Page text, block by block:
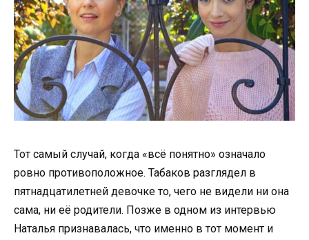
Тот самый случай, когда «всё понятно» означало
ровно противоположное. Табаков разглядел в
пятнадцатилетней девочке то, чего не видели ни она
сама, ни её родители. Позже в одном из интервью
Наталья признавалась, что именно в тот момент и